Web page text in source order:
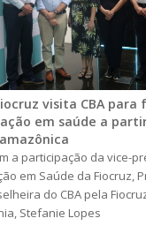
visita CBA
em saúde a
a participação da vice-
em Saúde da Fiocruz,
do CBA pela
Stefanie Lopes